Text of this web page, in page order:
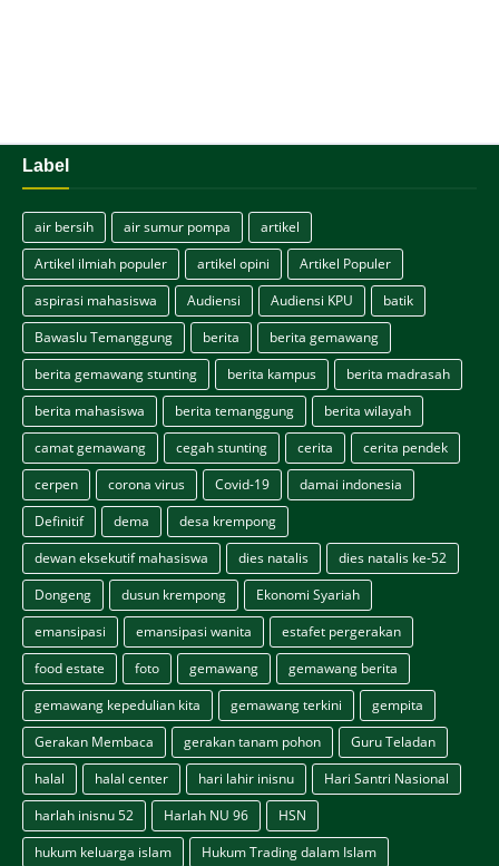
Label
air bersih air sumur pompa
artikel
Artikel ilmiah populer
artikel opini
Artikel Populer
aspirasi mahasiswa
Audiensi Audiensi KPU
batik
Bawaslu Temanggung
berita
berita gemawang
berita gemawang stunting
berita kampus
berita madrasah
berita mahasiswa
berita temanggung
berita wilayah
camat gemawang
cegah stunting cerita
cerita pendek
cerpen
corona virus Covid-19
damai indonesia
Definitif
dema
desa krempong
dewan eksekutif mahasiswa
dies natalis
dies natalis ke-52
Dongeng
dusun krempong
Ekonomi Syariah
emansipasi
emansipasi wanita
estafet pergerakan
food estate
foto gemawang
gemawang berita
gemawang kepedulian kita
gemawang terkini
gempita
Gerakan Membaca
gerakan tanam pohon
Guru Teladan
halal
halal center hari lahir inisnu
Hari Santri Nasional
harlah inisnu 52
Harlah NU 96
HSN
hukum keluarga islam
Hukum Trading dalam Islam